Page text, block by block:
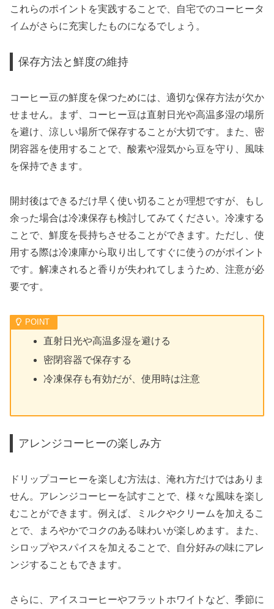
これらのポイントを実践することで、自宅でのコーヒータ
イムがさらに充実したものになるでしょう。
保存方法と鮮度の維持
コーヒー豆の鮮度を保つためには、適切な保存方法が欠か
せません。まず、コーヒー豆は直射日光や高温多湿の場所
を避け、涼しい場所で保存することが大切です。また、密
閉容器を使用することで、酸素や湿気から豆を守り、風味
を保持できます。
開封後はできるだけ早く使い切ることが理想ですが、もし
余った場合は冷凍保存も検討してみてください。冷凍する
ことで、鮮度を長持ちさせることができます。ただし、使
用する際は冷凍庫から取り出してすぐに使うのがポイント
です。解凍されると香りが失われてしまうため、注意が必
要です。
直射日光や高温多湿を避ける
密閉容器で保存する
冷凍保存も有効だが、使用時は注意
アレンジコーヒーの楽しみ方
ドリップコーヒーを楽しむ方法は、淹れ方だけではありま
せん。アレンジコーヒーを試すことで、様々な風味を楽し
むことができます。例えば、ミルクやクリームを加えるこ
とで、まろやかでコクのある味わいが楽しめます。また、
シロップやスパイスを加えることで、自分好みの味にアレ
ンジすることもできます。
さらに、アイスコーヒーやフラットホワイトなど、季節に